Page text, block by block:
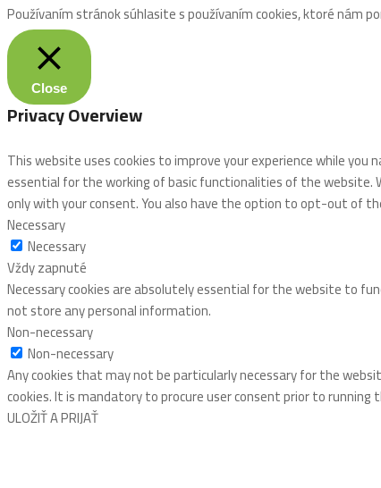
Používaním stránok súhlasite s používaním cookies, ktoré nám
Close
Privacy Overview
This website uses cookies to improve your experience while
essential for the working of basic functionalities of the website.
only with your consent. You also have the option to opt-out of
Necessary
Necessary
Vždy zapnuté
Necessary cookies are absolutely essential for the website to
not store any personal information.
Non-necessary
Non-necessary
Any cookies that may not be particularly necessary for the
cookies. It is mandatory to procure user consent prior to running
ULOŽIŤ A PRIJAŤ